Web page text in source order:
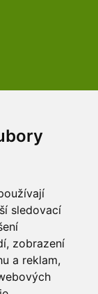
sledovací
zobrazení
a reklam,
kanál arboreta